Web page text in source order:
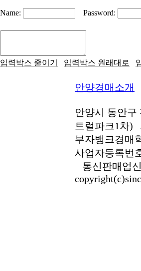
Name: Password:
입력박스 줄이기 입력박스 원래대로
안양경매소개
안양시 동안구
트럴파크1차)
부자뱅크경
사업자등록번
통신판매업